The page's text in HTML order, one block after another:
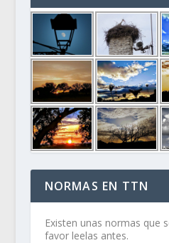
NORMAS EN TTN
Existen unas normas que
favor leelas antes.